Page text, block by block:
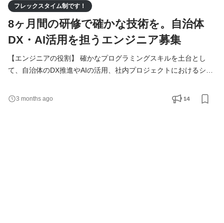
フレックスタイム制です！
8ヶ月間の研修で確かな技術を。自治体
DX・AI活用を担うエンジニア募集
【エンジニアの役割】 確かなプログラミングスキルを土台とし
て、自治体のDX推進やAIの活用、社内プロジェクトにおけるシス
技術を習得し、段階的に実務へと携わっていきます。 具体的な業
務内容 ・自治体DX・業務システムの構築支援： 役場の業務効率
3 months ago 14